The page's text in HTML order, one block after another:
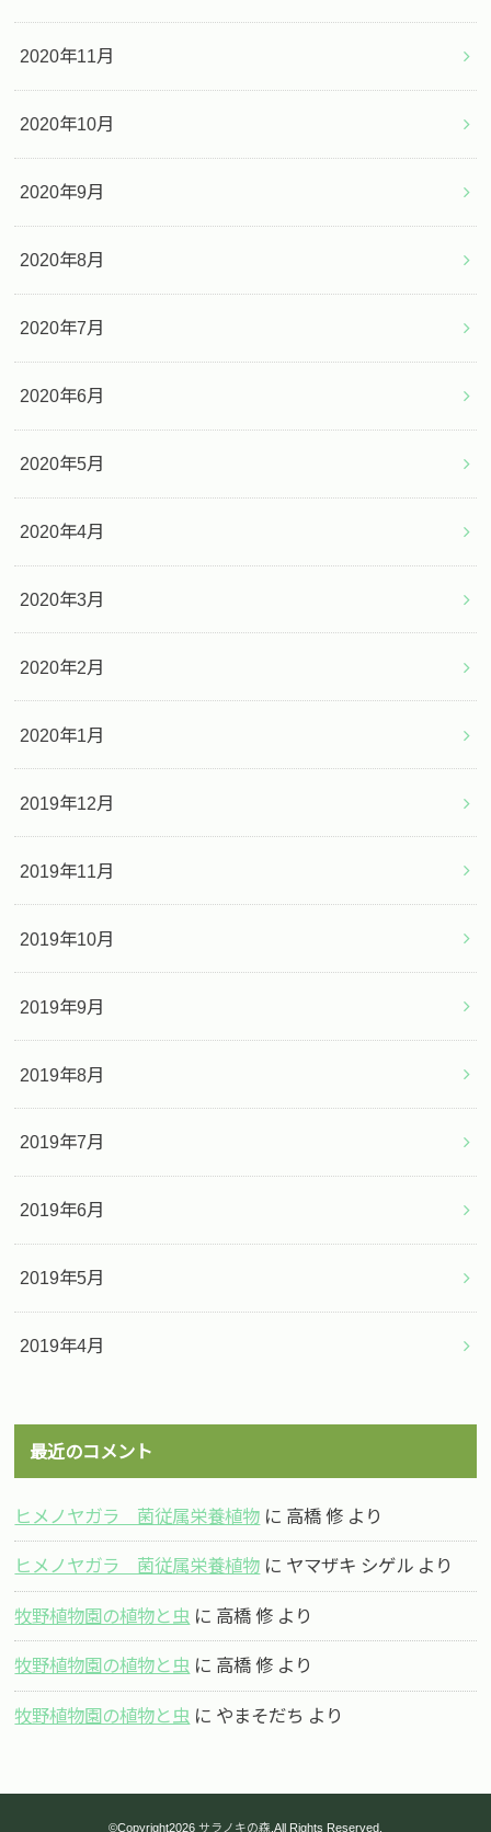
2020年11月
2020年10月
2020年9月
2020年8月
2020年7月
2020年6月
2020年5月
2020年4月
2020年3月
2020年2月
2020年1月
2019年12月
2019年11月
2019年10月
2019年9月
2019年8月
2019年7月
2019年6月
2019年5月
2019年4月
最近のコメント
ヒメノヤガラ 菌従属栄養植物 に 高橋 修 より
ヒメノヤガラ 菌従属栄養植物 に ヤマザキ シゲル より
牧野植物園の植物と虫 に 高橋 修 より
牧野植物園の植物と虫 に 高橋 修 より
牧野植物園の植物と虫 に やまそだち より
©Copyright2026 サラノキの森 .All Rights Reserved.